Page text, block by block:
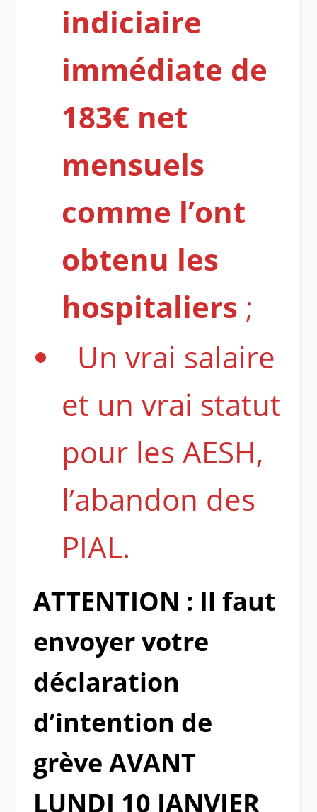
indiciaire
immédiate de
183€ net
mensuels
comme l’ont
obtenu les
hospitaliers ;
Un vrai salaire
et un vrai statut
pour les AESH,
l’abandon des
PIAL.
ATTENTION : Il faut
envoyer votre
déclaration
d’intention de
grève AVANT
LUNDI 10 JANVIER